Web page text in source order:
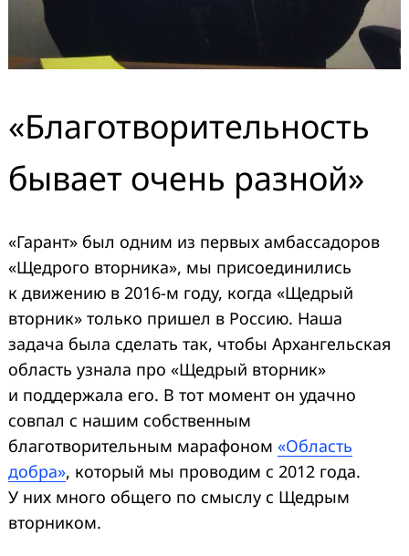
«Благотворительность
бывает очень разной»
«Гарант» был одним из первых амбассадоров
«Щедрого вторника», мы присоединились
к движению в 2016-м году, когда «Щедрый
вторник» только пришел в Россию. Наша
задача была сделать так, чтобы Архангельская
область узнала про «Щедрый вторник»
и поддержала его. В тот момент он удачно
совпал с нашим собственным
благотворительным марафоном «Область
добра», который мы проводим с 2012 года.
У них много общего по смыслу с Щедрым
вторником.